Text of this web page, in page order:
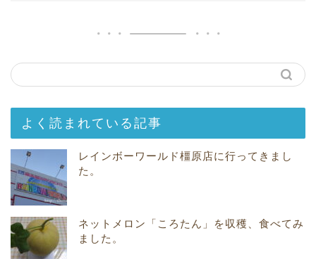
よく読まれている記事
レインボーワールド橿原店に行ってきまし
た。
ネットメロン「ころたん」を収穫、食べてみ
ました。